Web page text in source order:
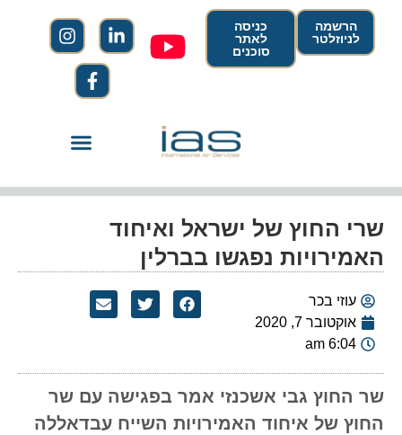
הרשמה
לניוזלטר
כניסה
לאתר
סוכנים
שרי החוץ של ישראל ואיחוד
האמירויות נפגשו בברלין
עוזי בכר
אוקטובר 7, 2020
6:04 am
שר החוץ גבי אשכנזי אמר בפגישה עם שר
החוץ של איחוד האמירויות השייח עבדאללה